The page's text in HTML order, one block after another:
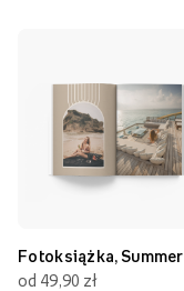
Fotoksiążka, Summer
od 49,90 zł